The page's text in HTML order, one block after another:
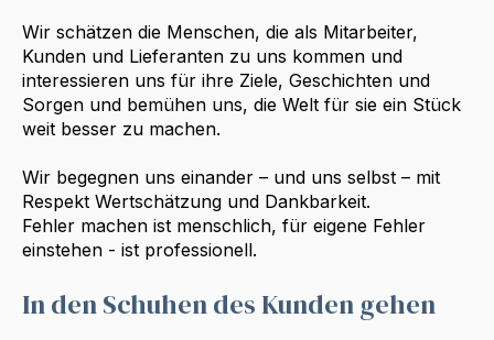
Wir schätzen die Menschen, die als Mitarbeiter,
Kunden und Lieferanten zu uns kommen und
interessieren uns für ihre Ziele, Geschichten und
Sorgen und bemühen uns, die Welt für sie ein Stück
weit besser zu machen.
Wir begegnen uns einander – und uns selbst – mit
Respekt Wertschätzung und Dankbarkeit.
Fehler machen ist menschlich, für eigene Fehler
einstehen - ist professionell.
In den Schuhen des Kunden gehen